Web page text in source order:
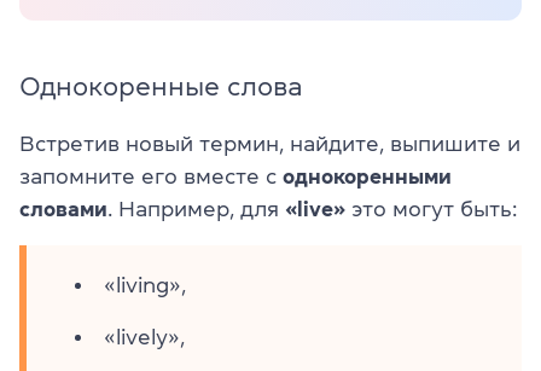
Однокоренные слова
Встретив новый термин, найдите, выпишите и
запомните его вместе с однокоренными
словами. Например, для «live» это могут быть:
«living»,
«lively»,